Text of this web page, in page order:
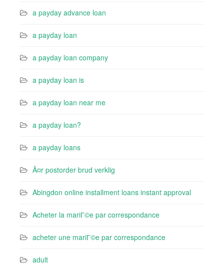
a payday advance loan
a payday loan
a payday loan company
a payday loan is
a payday loan near me
a payday loan?
a payday loans
Ã¤r postorder brud verklig
Abingdon online installment loans instant approval
Acheter la mariГ©e par correspondance
acheter une mariГ©e par correspondance
adult